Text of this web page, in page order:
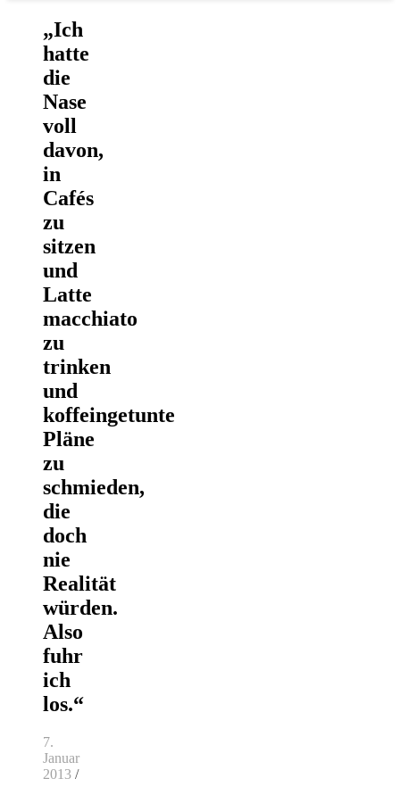
„Ich
hatte
die
Nase
voll
davon,
in
Cafés
zu
sitzen
und
Latte
macchiato
zu
trinken
und
koffeingetunte
Pläne
zu
schmieden,
die
doch
nie
Realität
würden.
Also
fuhr
ich
los.“
7.
Januar
2013 /